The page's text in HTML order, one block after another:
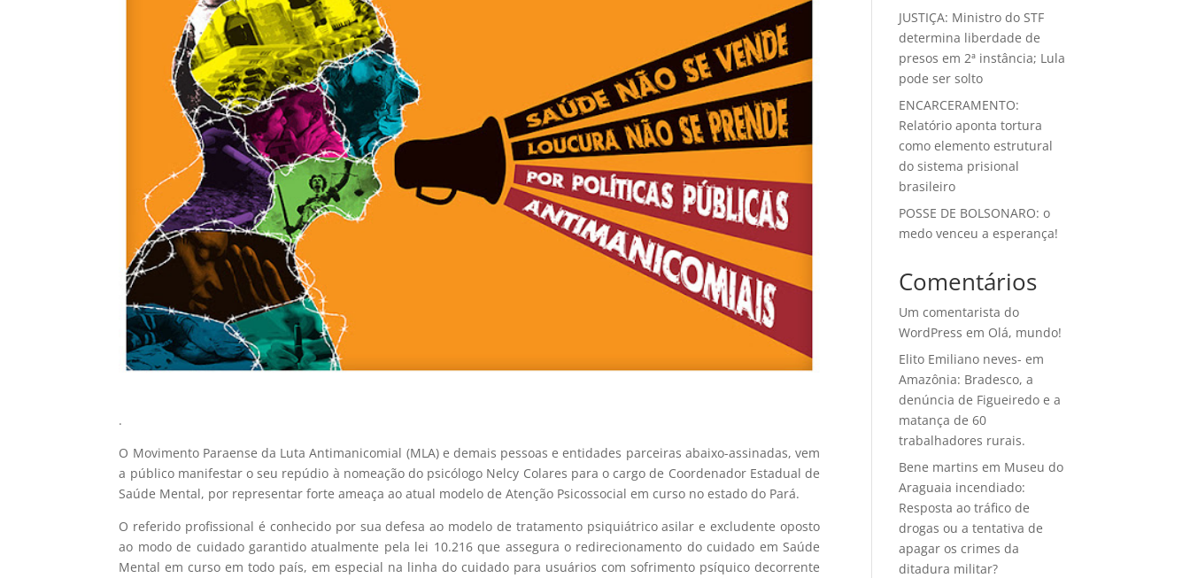
.
O Movimento Paraense da Luta Antimanicomial (MLA) e demais pessoas e entidades parceiras abaixo-assinadas, vem
a público manifestar o seu repúdio à nomeação do psicólogo Nelcy Colares para o cargo de Coordenador Estadual de
Saúde Mental, por representar forte ameaça ao atual modelo de Atenção Psicossocial em curso no estado do Pará.
O referido profissional é conhecido por sua defesa ao modelo de tratamento psiquiátrico asilar e excludente oposto
ao modo de cuidado garantido atualmente pela lei 10.216 que assegura o redirecionamento do cuidado em Saúde
Mental em curso em todo país, em especial na linha do cuidado para usuários com sofrimento psíquico decorrente
JUSTIÇA: Ministro do STF
determina liberdade de
presos em 2ª instância; Lula
pode ser solto
ENCARCERAMENTO:
Relatório aponta tortura
como elemento estrutural
do sistema prisional
brasileiro
POSSE DE BOLSONARO: o
medo venceu a esperança!
Comentários
Um comentarista do
WordPress em Olá, mundo!
Elito Emiliano neves- em
Amazônia: Bradesco, a
denúncia de Figueiredo e a
matança de 60
trabalhadores rurais.
Bene martins em Museu do
Araguaia incendiado:
Resposta ao tráfico de
drogas ou a tentativa de
apagar os crimes da
ditadura militar?